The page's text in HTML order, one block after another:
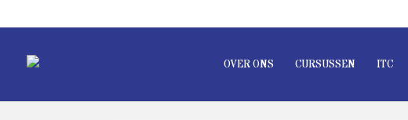
OVER ONS CURSUSSEN ITC